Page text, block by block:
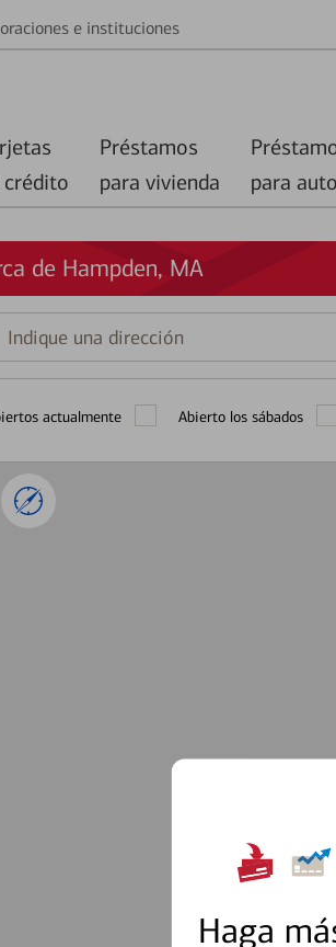
e instituciones
crédito
Préstamos
para vivienda
para
Haga
de Hampden, MA
actualmente Abierto los sábados